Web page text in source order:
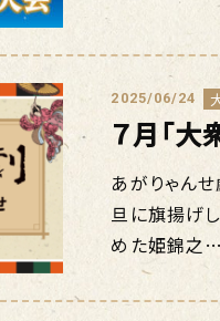
2025/06/24
７月「
あがりゃん
旦に旗揚げ
めた姫錦之…